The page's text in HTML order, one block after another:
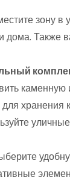
зону
дома. Также
хранения